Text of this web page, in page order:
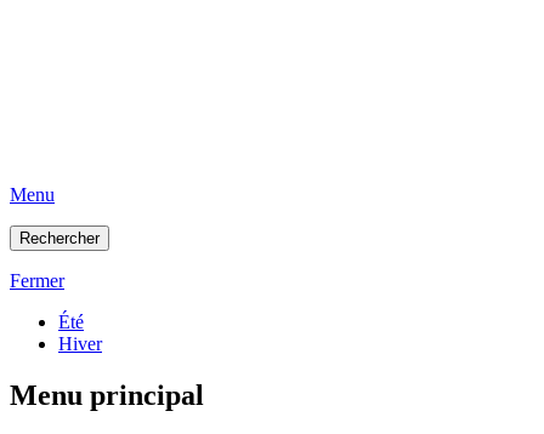
Menu
Rechercher
Fermer
Été
Hiver
Menu principal